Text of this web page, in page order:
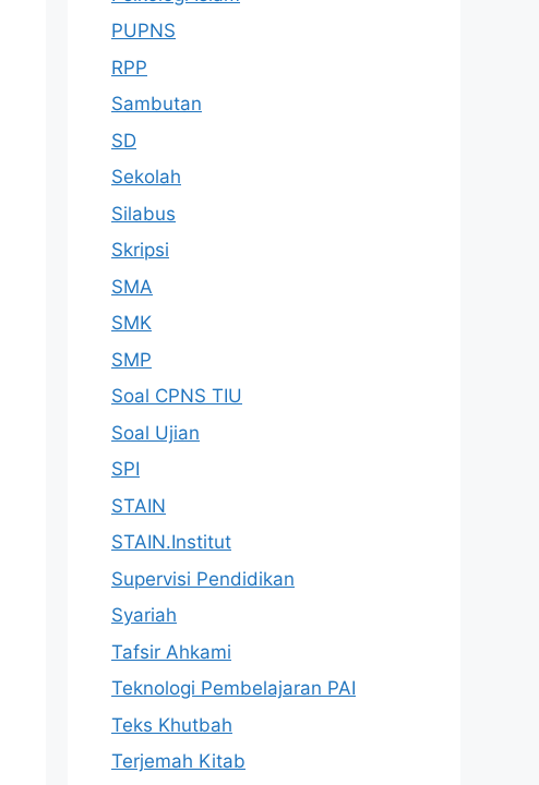
PUPNS
RPP
Sambutan
SD
Sekolah
Silabus
Skripsi
SMA
SMK
SMP
Soal CPNS TIU
Soal Ujian
SPI
STAIN
STAIN.Institut
Supervisi Pendidikan
Syariah
Tafsir Ahkami
Teknologi Pembelajaran PAI
Teks Khutbah
Terjemah Kitab